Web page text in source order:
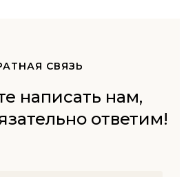
СВЯЗЬ
написать нам,
ответим!